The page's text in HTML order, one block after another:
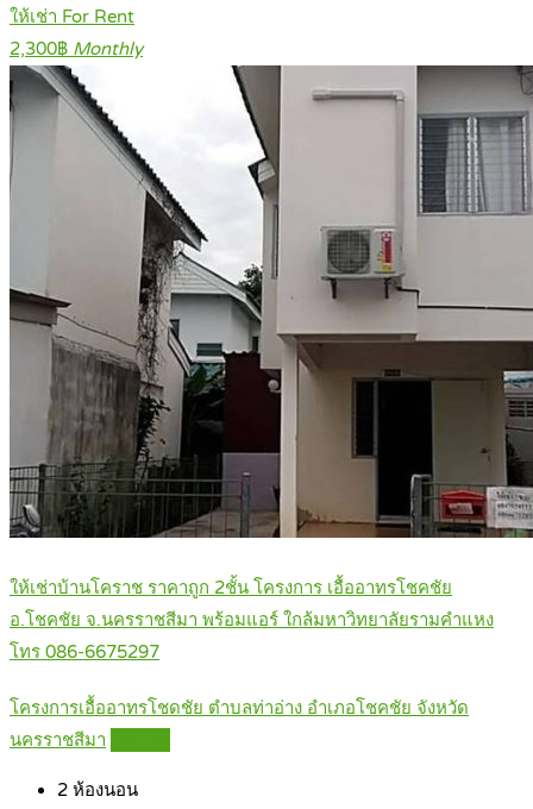
ให้เช่า For Rent
2,300฿ Monthly
ให้เช่าบ้านโคราช ราคาถูก 2ชั้น โครงการ เอื้ออาทรโชคชัย
อ.โชคชัย จ.นครราชสีมา พร้อมแอร์ ใกล้มหาวิทยาลัยรามคำแหง
โทร 086-6675297
โครงการเอื้ออาทรโชดชัย ตำบลท่าอ่าง อำเภอโชคชัย จังหวัด
นครราชสีมา
2 ห้องนอน